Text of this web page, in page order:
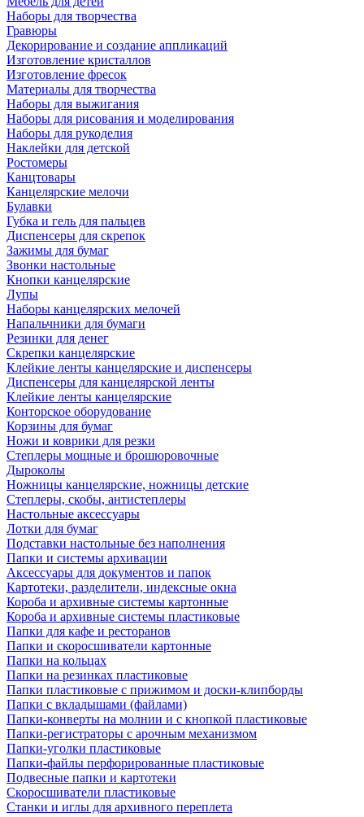
Наборы для творчества
Гравюры
Декорирование и создание аппликаций
Изготовление кристаллов
Изготовление фресок
Материалы для творчества
Наборы для выжигания
Наборы для рисования и моделирования
Наборы для рукоделия
Наклейки для детской
Ростомеры
Канцтовары
Канцелярские мелочи
Булавки
Губка и гель для пальцев
Диспенсеры для скрепок
Зажимы для бумаг
Звонки настольные
Кнопки канцелярские
Лупы
Наборы канцелярских мелочей
Напальчники для бумаги
Резинки для денег
Скрепки канцелярские
Клейкие ленты канцелярские и диспенсеры
Диспенсеры для канцелярской ленты
Клейкие ленты канцелярские
Конторское оборудование
Корзины для бумаг
Ножи и коврики для резки
Степлеры мощные и брошюровочные
Дыроколы
Ножницы канцелярские, ножницы детские
Степлеры, скобы, антистеплеры
Настольные аксессуары
Лотки для бумаг
Подставки настольные без наполнения
Папки и системы архивации
Аксессуары для документов и папок
Картотеки, разделители, индексные окна
Короба и архивные системы картонные
Короба и архивные системы пластиковые
Папки для кафе и ресторанов
Папки и скоросшиватели картонные
Папки на кольцах
Папки на резинках пластиковые
Папки пластиковые с прижимом и доски-клипборды
Папки с вкладышами (файлами)
Папки-конверты на молнии и с кнопкой пластиковые
Папки-регистраторы с арочным механизмом
Папки-уголки пластиковые
Папки-файлы перфорированные пластиковые
Подвесные папки и картотеки
Скоросшиватели пластиковые
Станки и иглы для архивного переплета